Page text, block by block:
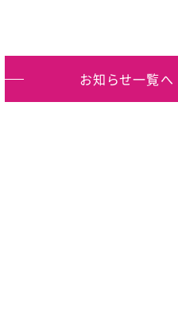
お知らせ一覧へ